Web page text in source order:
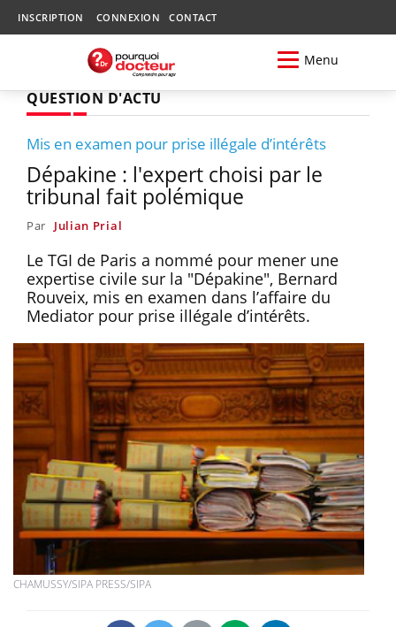
INSCRIPTION CONNEXION CONTACT
Menu
QUESTION D'ACTU
Mis en examen pour prise illégale d’intérêts
Dépakine : l'expert choisi par le
tribunal fait polémique
Par Julian Prial
Le TGI de Paris a nommé pour mener une
expertise civile sur la "Dépakine", Bernard
Rouveix, mis en examen dans l’affaire du
Mediator pour prise illégale d’intérêts.
CHAMUSSY/SIPA PRESS/SIPA